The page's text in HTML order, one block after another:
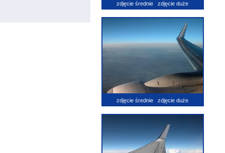
zdjęcie średnie zdjęcie duże
zdjęcie średnie zdjęcie duże